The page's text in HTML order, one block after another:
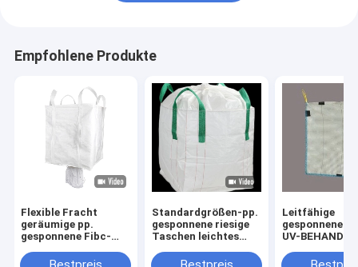
Empfohlene Produkte
Flexible Fracht
geräumige pp.
gesponnene Fibc-
materielle hohe
Standardgrößen-pp.
gesponnene riesige
Taschen leichtes
160-230GSM
Leitfähige
gesponnene
UV-